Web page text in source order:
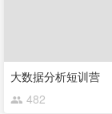
大数据分析短训营
482